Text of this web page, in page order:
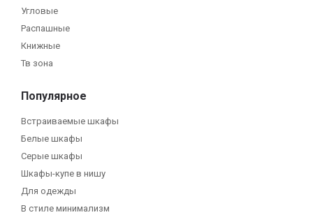
Угловые
Распашные
Книжные
Тв зона
Популярное
Встраиваемые шкафы
Белые шкафы
Серые шкафы
Шкафы-купе в нишу
Для одежды
В стиле минимализм